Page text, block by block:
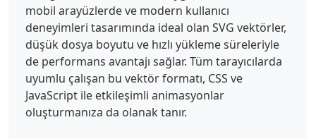
mobil arayüzlerde ve modern kullanıcı
deneyimleri tasarımında ideal olan SVG vektörler,
düşük dosya boyutu ve hızlı yükleme süreleriyle
de performans avantajı sağlar. Tüm tarayıcılarda
uyumlu çalışan bu vektör formatı, CSS ve
JavaScript ile etkileşimli animasyonlar
oluşturmanıza da olanak tanır.